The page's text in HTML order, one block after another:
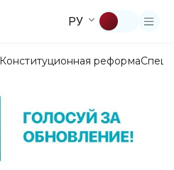
РУ
Конституционная реформа